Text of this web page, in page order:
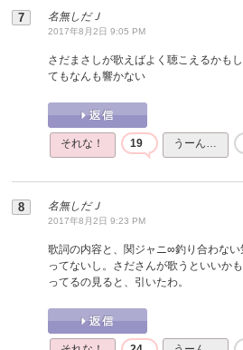
名無しだＪ
2017年8月2日 9:05 PM
さだまさしが歌えばよく聴こえるかも
てもなんも響かない
それな！ 19 うーん…
名無しだＪ
2017年8月2日 9:23 PM
歌詞の内容と、関ジャニ∞釣り合わな
ってないし。さださんが歌うといいか
ってるの見ると、引いたわ。